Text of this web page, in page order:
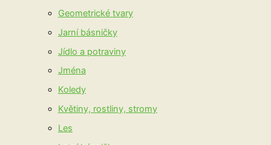
Geometrické tvary
Jarní básničky
Jídlo a potraviny
Jména
Koledy
Květiny, rostliny, stromy
Les